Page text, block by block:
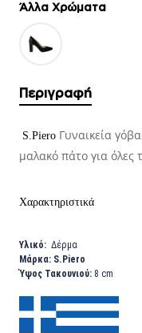
Άλλα Xρώματα
Περιγραφή
S.Piero Γυναικεία
μαλακό πάτο για όλες
Χαρακτηριστικά
Υλικό: Δέρμα
Μάρκα: S.Piero
Ύψος Τακουνιού: 8 cm